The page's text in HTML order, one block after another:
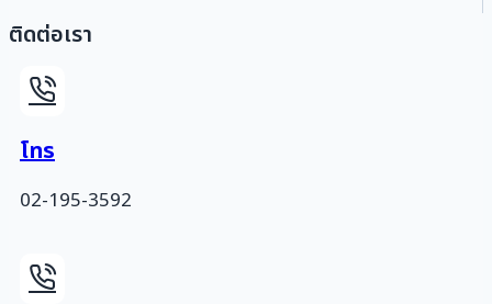
ติดต่อเรา
โทร
02-195-3592